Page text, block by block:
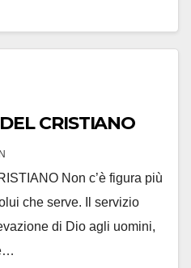
CRISTIANO
Non c’è figura più
che serve. Il servizio
di Dio agli uomini,